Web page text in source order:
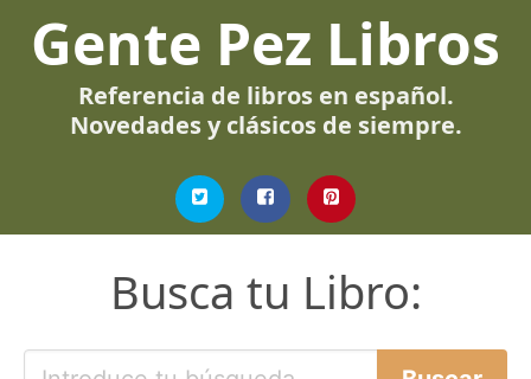
Gente Pez Libros
Referencia de libros en español.
Novedades y clásicos de siempre.
Busca tu Libro: